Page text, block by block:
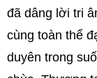
đã dâng lời tri
cùng toàn thể
duyên trong